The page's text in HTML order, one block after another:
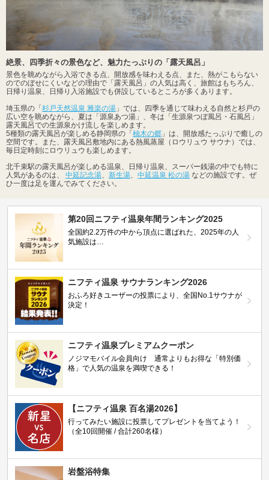
絶景、四季折々の景色など、魅力たっぷりの「露天風呂」
景色を眺めながら入浴できる点、開放感を味わえる点、また、熱がこもらない
のでのぼせにくいなどの理由で「露天風呂」の人気は高く、旅館はもちろん、
日帰り温泉、日帰り入浴施設でも併設しているところが多くあります。
埼玉県の「 杉戸天然温泉 雅楽の湯 」では、四季を通じて味わえる自然と杉戸の
広い空を眺めながら、夏は「源泉あつ湯」、冬は「生源泉つぼ風呂・石風呂」
露天風呂での生源泉かけ流しを楽しめます。
5種類の露天風呂が楽しめる静岡県の「 柚木の郷 」は、開放感たっぷりで癒しの
空間です。また、露天風呂敷地内にある熱風蒸屋（ロウリュウ サウナ）では、
毎日定時刻にロウリュウも楽しめます。
北千束駅の露天風呂が楽しめる温泉、日帰り温泉、スーパー銭湯の中でも特に
人気があるのは、 中延記念湯、 新生湯、 中延温泉 松の湯 などの施設です。ぜ
ひ一度は足を運んでみてください。
第20回ニフティ温泉年間ランキング2025
全国約2.2万件の中から頂点に選ばれた、2025年の人
気施設は…
ニフティ温泉 サウナランキング2026
おふろ好きユーザーの投票により、全国No.1サウナが
決定！
ニフティ温泉プレミアムクーポン
ノジマモバイル会員向け 通常よりもお得な「特別価
格」で人気の温泉を満喫できる！
【ニフティ温泉 百名湯2026】
行ってみたい施設に投票してプレゼントを当てよう！
（全10回開催 / 合計260名様）
岩盤浴特集